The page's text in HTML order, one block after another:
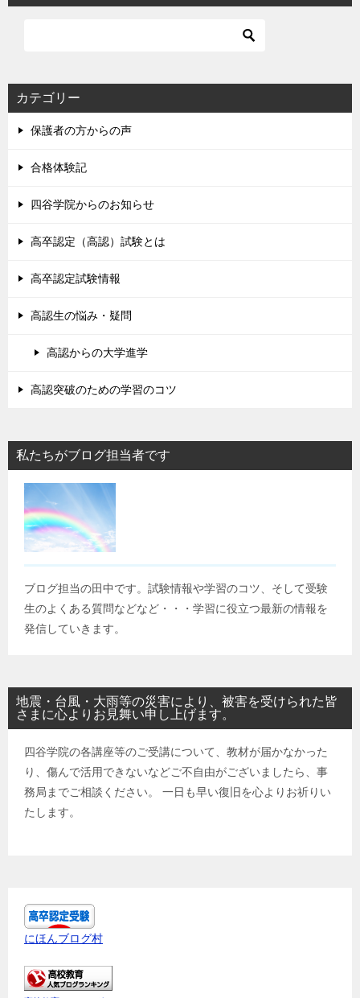
カテゴリー
保護者の方からの声
合格体験記
四谷学院からのお知らせ
高卒認定（高認）試験とは
高卒認定試験情報
高認生の悩み・疑問
高認からの大学進学
高認突破のための学習のコツ
私たちがブログ担当者です
ブログ担当の田中です。試験情報や学習のコツ、そして受験
生のよくある質問などなど・・・学習に役立つ最新の情報を
発信していきます。
地震・台風・大雨等の災害により、被害を受けられた皆
さまに心よりお見舞い申し上げます。
四谷学院の各講座等のご受講について、教材が届かなかった
り、傷んで活用できないなどご不自由がございましたら、事
務局までご相談ください。 一日も早い復旧を心よりお祈りい
たします。
にほんブログ村